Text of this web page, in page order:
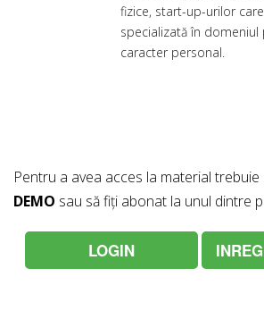
fizice, start-up-urilor
specializată în
caracter personal.
Pentru a avea acces la material
DEMO sau să fiți abonat la unul dintre
LOGIN